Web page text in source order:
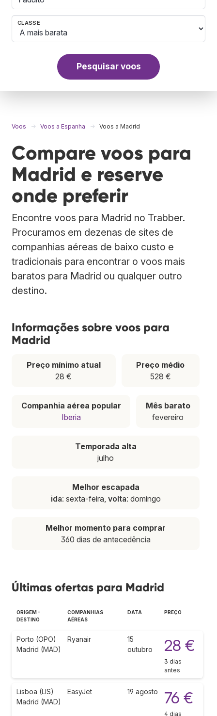
CLASSE
Pesquisar voos
Voos Voos a Espanha Voos a Madrid
Compare voos para
Madrid e reserve
onde preferir
Encontre voos para Madrid no Trabber.
Procuramos em dezenas de sites de
companhias aéreas de baixo custo e
tradicionais para encontrar o voos mais
baratos para Madrid ou qualquer outro
destino.
Informações sobre voos para
Madrid
Preço mínimo atual
28 €
Preço médio
528 €
Companhia aérea popular
Iberia
Mês barato
fevereiro
Temporada alta
julho
Melhor escapada
ida: sexta-feira, volta: domingo
Melhor momento para comprar
360 dias de antecedência
Últimas ofertas para Madrid
ORIGEM -
DESTINO
COMPANHIAS
AÉREAS
DATA PREÇO
Porto (OPO)
Madrid (MAD)
Ryanair
15
outubro
28 €
3 dias
antes
Lisboa (LIS)
Madrid (MAD)
EasyJet 19 agosto 76 €
4 dias